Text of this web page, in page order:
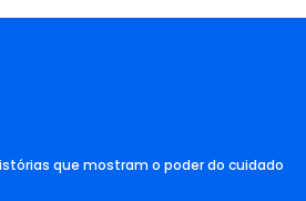
que mostram o poder do cuidado